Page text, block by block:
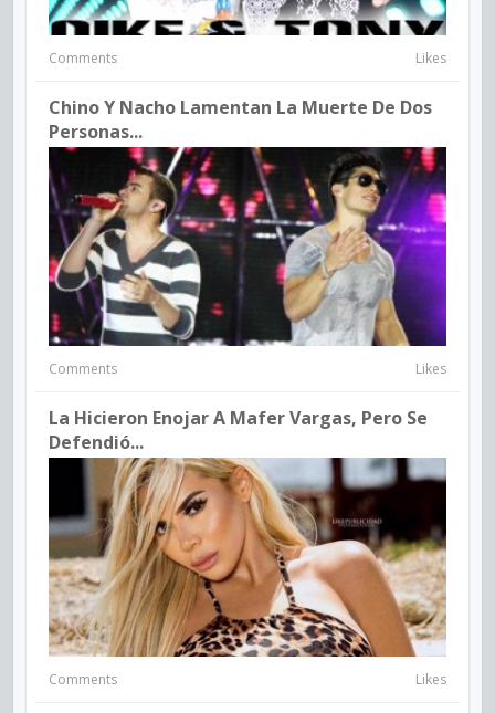
Comments Likes
Chino Y Nacho Lamentan La Muerte De Dos
Personas...
Comments Likes
La Hicieron Enojar A Mafer Vargas, Pero Se
Defendió...
Comments Likes